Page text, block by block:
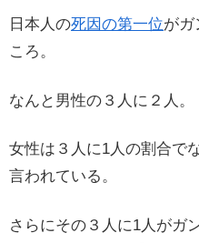
日本人の死因の第一位がガ
ころ。
なんと男性の３人に２人。
女性は３人に1人の割合で
言われている。
さらにその３人に1人がガ